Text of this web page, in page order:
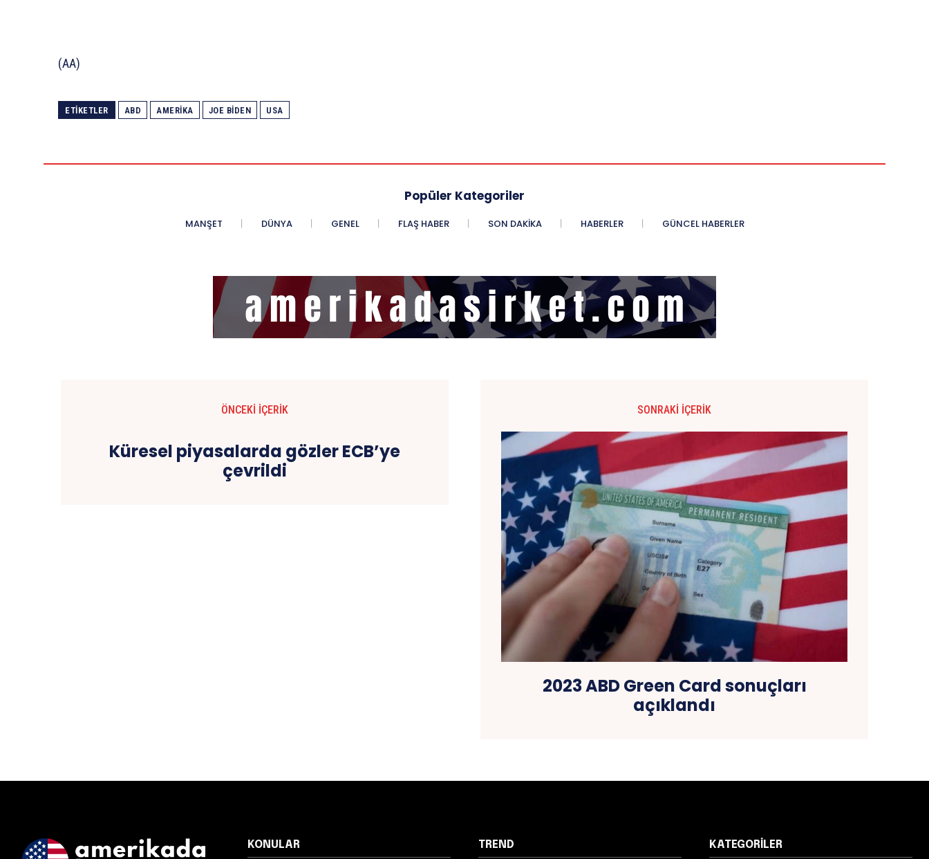
(AA)
ETIKETLER ABD AMERIKA JOE BIDEN USA
Popüler Kategoriler
MANŞET DÜNYA GENEL FLAŞ HABER SON DAKIKA HABERLER GÜNCEL HABERLER
ÖNCEKI İÇERIK
Küresel piyasalarda gözler ECB’ye
çevrildi
SONRAKI İÇERIK
2023 ABD Green Card sonuçları
açıklandı
KONULAR TREND KATEGORILER